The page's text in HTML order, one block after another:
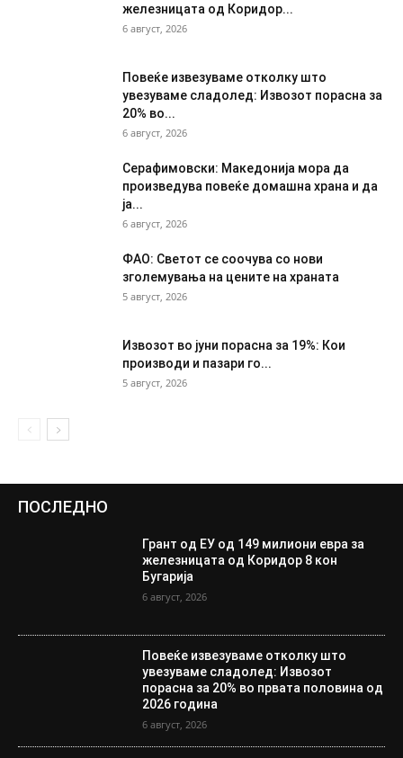
железницата од Коридор...
6 август, 2026
Повеќе извезуваме отколку што
увезуваме сладолед: Извозот порасна за
20% во...
6 август, 2026
Серафимовски: Македонија мора да
произведува повеќе домашна храна и да
ја...
6 август, 2026
ФАО: Светот се соочува со нови
зголемувања на цените на храната
5 август, 2026
Извозот во јуни порасна за 19%: Кои
производи и пазари го...
5 август, 2026
ПОСЛЕДНО
Грант од ЕУ од 149 милиони евра за
железницата од Коридор 8 кон
Бугарија
6 август, 2026
Повеќе извезуваме отколку што
увезуваме сладолед: Извозот
порасна за 20% во првата половина од
2026 година
6 август, 2026